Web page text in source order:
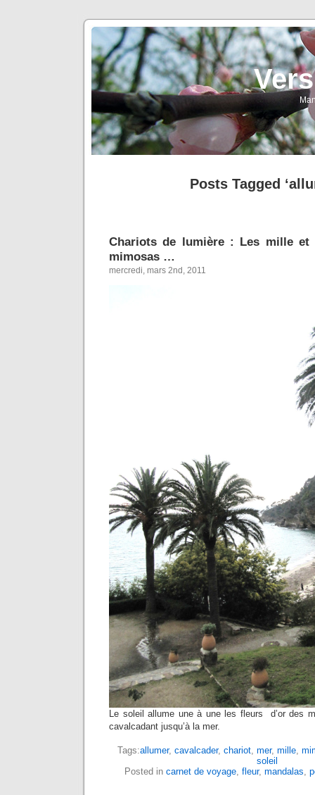
Posts Tagged
Chariots de lumière : Les mille et
mimosas …
mercredi, mars 2nd, 2011
Le soleil allume une à une les fleurs d’or des
cavalcadant jusqu’à la mer.
Tags:allumer, cavalcader, chariot, mer, mille,
soleil
Posted in carnet de voyage, fleur, mandalas,